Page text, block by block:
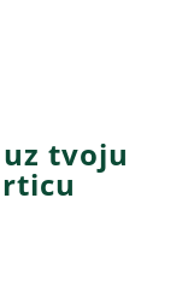
tvoju